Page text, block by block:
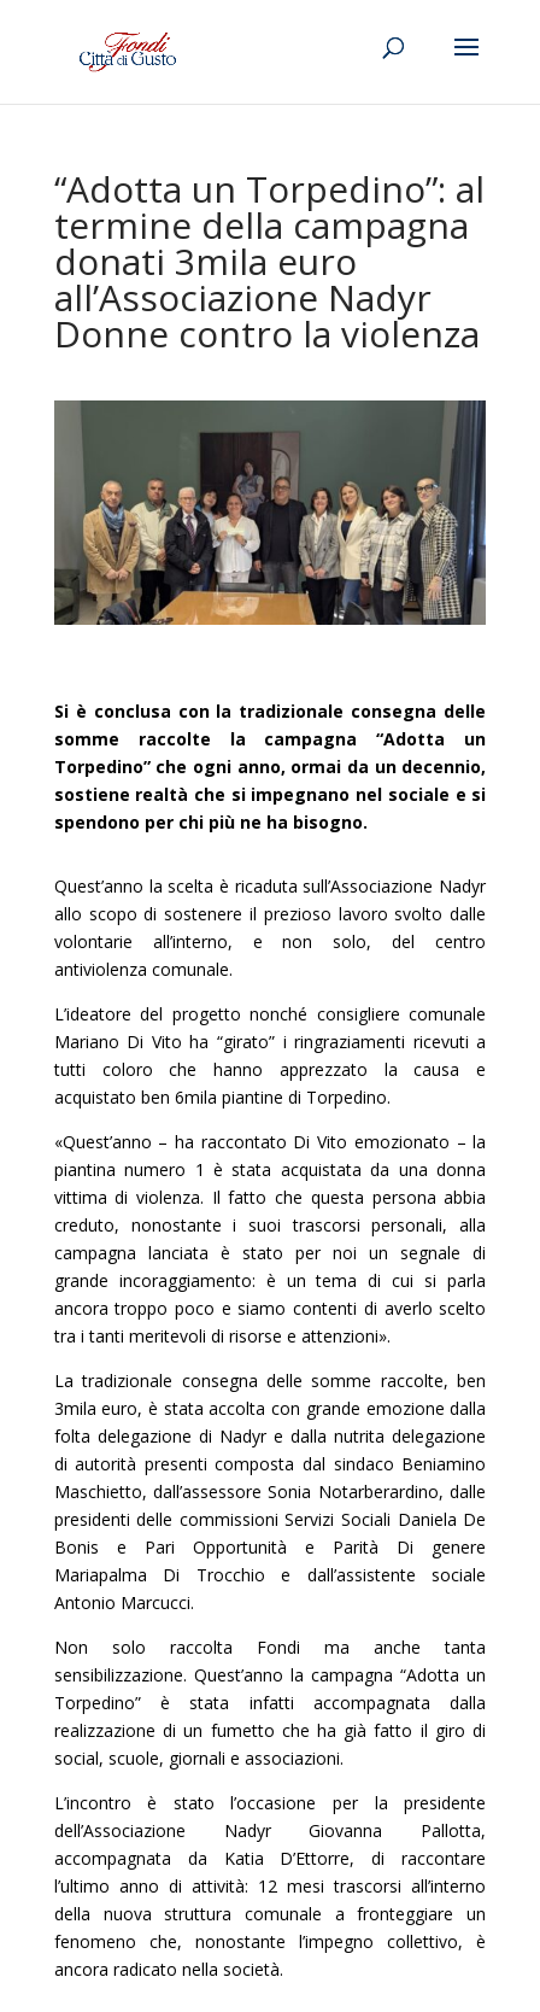
“Adotta un Torpedino”: al
termine della campagna
donati 3mila euro
all’Associazione Nadyr
Donne contro la violenza
Si è conclusa con la tradizionale consegna delle
somme raccolte la campagna “Adotta un
Torpedino” che ogni anno, ormai da un decennio,
sostiene realtà che si impegnano nel sociale e si
spendono per chi più ne ha bisogno.
Quest’anno la scelta è ricaduta sull’Associazione Nadyr
allo scopo di sostenere il prezioso lavoro svolto dalle
volontarie all’interno, e non solo, del centro
antiviolenza comunale.
L’ideatore del progetto nonché consigliere comunale
Mariano Di Vito ha “girato” i ringraziamenti ricevuti a
tutti coloro che hanno apprezzato la causa e
acquistato ben 6mila piantine di Torpedino.
«Quest’anno – ha raccontato Di Vito emozionato – la
piantina numero 1 è stata acquistata da una donna
vittima di violenza. Il fatto che questa persona abbia
creduto, nonostante i suoi trascorsi personali, alla
campagna lanciata è stato per noi un segnale di
grande incoraggiamento: è un tema di cui si parla
ancora troppo poco e siamo contenti di averlo scelto
tra i tanti meritevoli di risorse e attenzioni».
La tradizionale consegna delle somme raccolte, ben
3mila euro, è stata accolta con grande emozione dalla
folta delegazione di Nadyr e dalla nutrita delegazione
di autorità presenti composta dal sindaco Beniamino
Maschietto, dall’assessore Sonia Notarberardino, dalle
presidenti delle commissioni Servizi Sociali Daniela De
Bonis e Pari Opportunità e Parità Di genere
Mariapalma Di Trocchio e dall’assistente sociale
Antonio Marcucci.
Non solo raccolta Fondi ma anche tanta
sensibilizzazione. Quest’anno la campagna “Adotta un
Torpedino” è stata infatti accompagnata dalla
realizzazione di un fumetto che ha già fatto il giro di
social, scuole, giornali e associazioni.
L’incontro è stato l’occasione per la presidente
dell’Associazione Nadyr Giovanna Pallotta,
accompagnata da Katia D’Ettorre, di raccontare
l’ultimo anno di attività: 12 mesi trascorsi all’interno
della nuova struttura comunale a fronteggiare un
fenomeno che, nonostante l’impegno collettivo, è
ancora radicato nella società.